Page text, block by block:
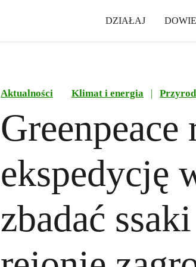
DZIAŁAJ
Aktualności Klimat i energia |
ekspedycję
zbadać